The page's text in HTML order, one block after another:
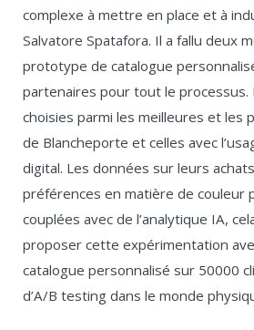
complexe à mettre en place et à
Salvatore Spatafora. Il a fallu deux
prototype de catalogue
partenaires pour tout le processus.
choisies parmi les meilleures et les
de Blancheporte et celles avec
digital. Les données sur leurs
préférences en matière de couleur
couplées avec de l’analytique IA,
proposer cette expérimentation
catalogue personnalisé sur 50000
d’A/B testing dans le monde